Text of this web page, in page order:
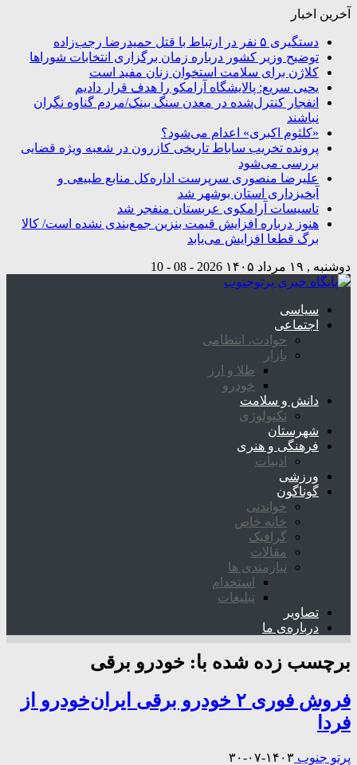
آخرین اخبار
دستگیری ۵ نفر در ارتباط با قتل حمیدرضا رجب‌زاده
توضیح وزیر کشور درباره زمان برگزاری انتخابات شوراها
کلاژن برای سلامت استخوان زنان مفید است
یحیی سریع: پالایشگاه آرامکو را هدف قرار دادیم
انفجار کنترل‌شده در معدن سنگ بینک/مردم گناوه نگران
نباشند
«کلثوم اکبری» اعدام می‌شود؟
پرونده تخریب ساباط تاریخی کازرون در شعبه ویژه قضایی
بررسی می‌شود
علیرضا منصوری سرپرست اداره‌کل منابع طبیعی و
آبخیزداری استان بوشهر شد
تاسیسات آرامکوی عربستان منفجر شد
هنوز درباره افزایش قیمت بنزین جمع‌بندی نشده است/ کالا
برگ قطعا افزایش می‌یابد
دوشنبه , ۱۹ مرداد ۱۴۰۵ 2026 - 08 - 10
سیاسی
اجتماعی
حوادث، انتظامی
بازار
طلا و ارز
خودرو
دانش و سلامت
تکنولوژی
شهرستان
فرهنگی و هنری
ادبیات
ورزشی
گوناگون
خواندنی
خانه خاص
گرافیک
مقالات
نیازمندی ها
استخدام
تبلیغات
تصاویر
درباره‌ی ما
برچسب زده شده با: خودرو برقی
فروش فوری ۲ خودرو برقی ایران‌خودرو از
فردا
پرتو جنوب ۱۴۰۳-۰۷-۳۰